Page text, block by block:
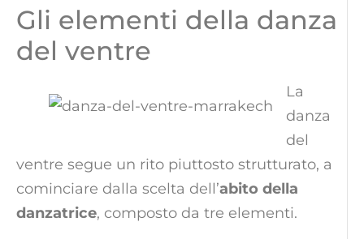
Gli elementi della danza
del ventre
La
danza
del
ventre segue un rito piuttosto strutturato, a
cominciare dalla scelta dell’abito della
danzatrice, composto da tre elementi.